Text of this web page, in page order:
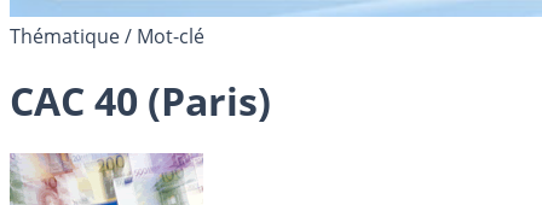
Thématique / Mot-clé
CAC 40 (Paris)